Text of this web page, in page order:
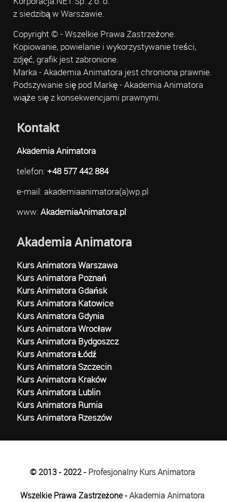
z siedzibą w Warszawie.
Copyright © - Wszelkie Prawa Zastrzeżone.
Kopiowanie, powielanie i wykorzystywanie treści,
zdjęć, grafik jest zabronione.
Marka - Akademia Animatora jest chroniona prawnie.
Podszywanie się pod Markę - Akademia Animatora
wiąże się z konsekwencjami prawnymi.
Kontakt
Akademia Animatora
telefon: +48 577 442 884
e-mail: akademiaanimatora(a)wp.pl
www: AkademiaAnimatora.pl
Akademia Animatora
Kurs Animatora Warszawa
Kurs Animatora Poznań
Kurs Animatora Gdańsk
Kurs Animatora Katowice
Kurs Animatora Gdynia
Kurs Animatora Wrocław
Kurs Animatora Bydgoszcz
Kurs Animatora Łódź
Kurs Animatora Szczecin
Kurs Animatora Kraków
Kurs Animatora Lublin
Kurs Animatora Rumia
Kurs Animatora Rzeszów
© 2013 - 2022 - Profesjonalny Kurs Animatora
Wszelkie Prawa Zastrzeżone -Akademia Animatora